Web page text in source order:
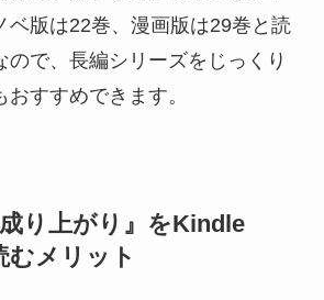
ベ版は22巻、漫画版は29巻と読
ので、長編シリーズをじっくり
すすめできます。
成り上がり』をKindle
メリット